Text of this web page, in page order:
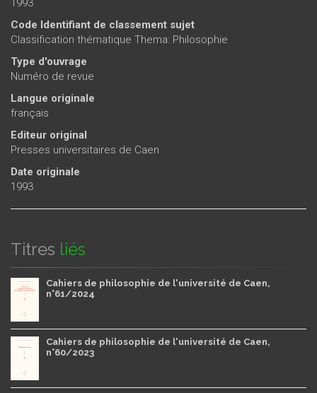
Code Identifiant de classement sujet
Classification thématique Thema: Philosophie
Type d'ouvrage
Numéro de revue
Langue originale
français
Editeur original
Presses universitaires de Caen
Date originale
1993
Titres liés
Cahiers de philosophie de l'université de Caen,
n°61/2024
Cahiers de philosophie de l'université de Caen,
n°60/2023